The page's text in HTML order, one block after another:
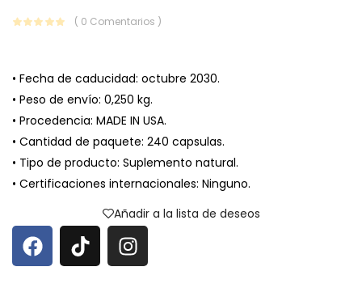
( 0 Comentarios )
• Fecha de caducidad: octubre 2030.
• Peso de envío: 0,250 kg.
• Procedencia: MADE IN USA.
• Cantidad de paquete: 240 capsulas.
• Tipo de producto: Suplemento natural.
• Certificaciones internacionales: Ninguno.
Añadir a la lista de deseos